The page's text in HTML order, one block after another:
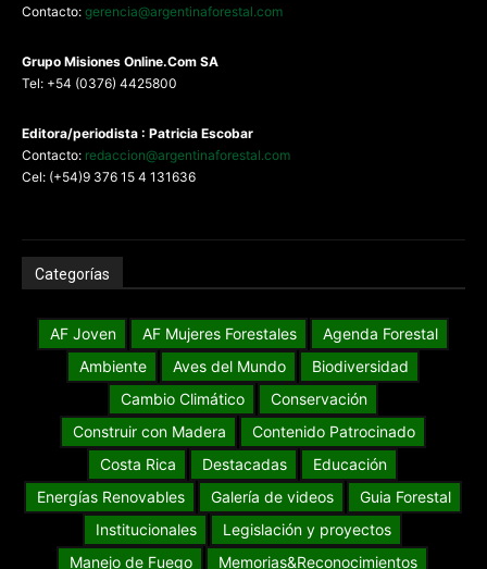
Contacto: gerencia@argentinaforestal.com
Grupo Misiones Online.Com SA
Tel: +54 (0376) 4425800
Editora/periodista : Patricia Escobar
Contacto: redaccion@argentinaforestal.com
Cel: (+54)9 376 15 4 131636
Categorías
AF Joven AF Mujeres Forestales
Agenda Forestal
Ambiente
Aves del Mundo
Biodiversidad
Cambio Climático
Conservación
Construir con Madera
Contenido Patrocinado
Costa Rica
Destacadas
Educación
Energías Renovables
Galería de videos
Guia Forestal
Institucionales
Legislación y proyectos
Manejo de Fuego
Memorias&Reconocimientos